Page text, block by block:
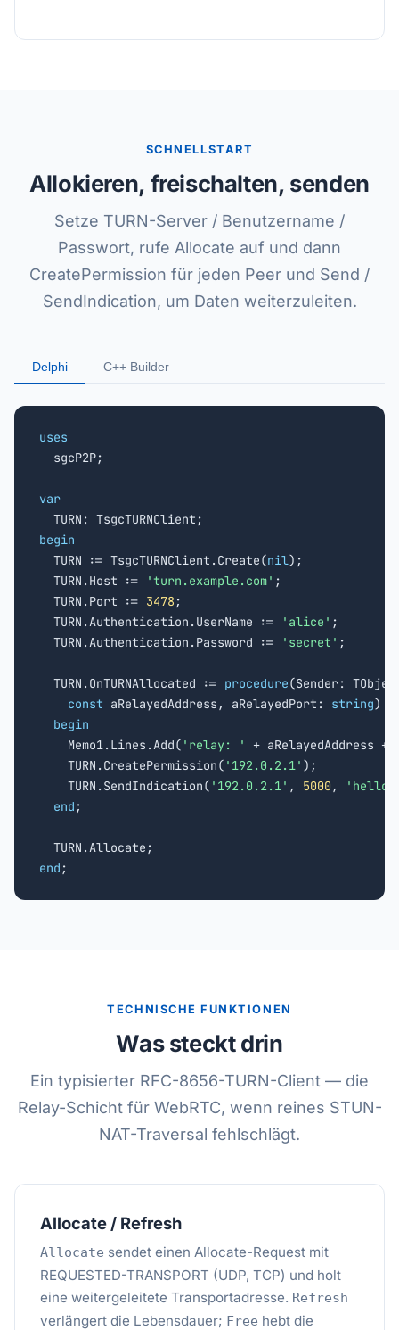
SCHNELLSTART
Allokieren, freischalten, senden
Setze TURN-Server / Benutzername /
Passwort, rufe Allocate auf und dann
CreatePermission für jeden Peer und Send /
SendIndication, um Daten weiterzuleiten.
Delphi C++ Builder
uses
sgcP2P;
var
begin
TURN := TsgcTURNClient.Create(nil);
  TURN.Host :=
'turn.example.com' ;
  TURN.Port :=
3478 ;
  TURN.Authentication.UserName :=
'alice' ;
  TURN.Authentication.Password :=
'secret' ;
  TURN.OnTURNAllocated :=
procedure(Sender:
const aRelayedAddress, aRelayedPort: string)
begin
    Memo1.Lines.Add(
'relay: ' + aRelayedAddress +
    TURN.CreatePermission(
'192.0.2.1' );
    TURN.SendIndication(
'192.0.2.1' , 5000 ,
'hello
end ;
end ;
TECHNISCHE FUNKTIONEN
Was steckt drin
Ein typisierter RFC-8656-TURN-Client — die
Relay-Schicht für WebRTC, wenn reines STUN-
NAT-Traversal fehlschlägt.
Allocate / Refresh
Allocate sendet einen Allocate-Request mit
REQUESTED-TRANSPORT (UDP, TCP) und holt
eine weitergeleitete Transportadresse. Refresh
verlängert die Lebensdauer; Free hebt die